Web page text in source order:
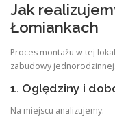
Jak
Łomiankach
Proces montażu w tej
zabudowy jednorodzinnej.
1. Oględziny i
Na miejscu analizujemy: